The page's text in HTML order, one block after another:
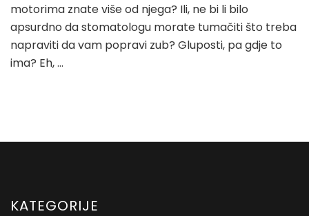
motorima znate više od njega? Ili, ne bi li bilo
apsurdno da stomatologu morate tumačiti što treba
napraviti da vam popravi zub? Gluposti, pa gdje to
ima? Eh, …
KATEGORIJE